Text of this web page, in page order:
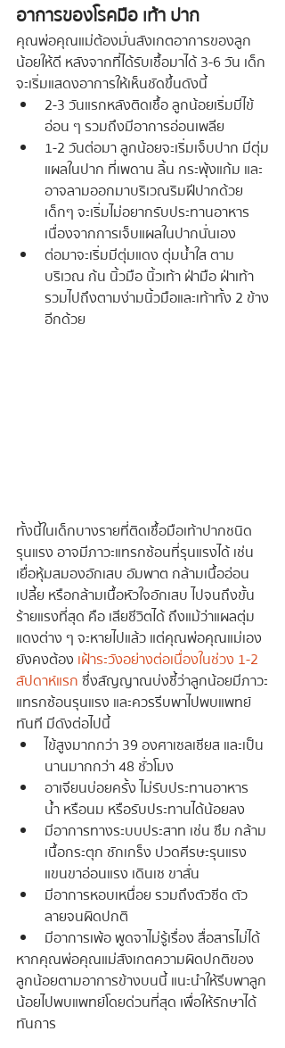
อาการของโรคมือ เท้า ปาก
คุณพ่อคุณแม่ต้องมั่นสังเกตอาการของลูก
น้อยให้ดี หลังจากที่ได้รับเชื้อมาได้ 3-6 วัน เด็ก
จะเริ่มแสดงอาการให้เห็นชัดขึ้นดังนี้
2-3 วันแรกหลังติดเชื้อ ลูกน้อยเริ่มมีไข้
อ่อน ๆ รวมถึงมีอาการอ่อนเพลีย
1-2 วันต่อมา ลูกน้อยจะเริ่มเจ็บปาก มีตุ่ม
แผลในปาก ที่เพดาน ลิ้น กระพุ้งแก้ม และ
อาจลามออกมาบริเวณริมฝีปากด้วย
เด็กๆ จะเริ่มไม่อยากรับประทานอาหาร
เนื่องจากการเจ็บแผลในปากนั่นเอง
ต่อมาจะเริ่มมีตุ่มแดง ตุ่มน้ำใส ตาม
บริเวณ ก้น นิ้วมือ นิ้วเท้า ฝ่ามือ ฝ่าเท้า
รวมไปถึงตามง่ามนิ้วมือและเท้าทั้ง 2 ข้าง
อีกด้วย
ทั้งนี้ในเด็กบางรายที่ติดเชื้อมือเท้าปากชนิด
รุนแรง อาจมีภาวะแทรกซ้อนที่รุนแรงได้ เช่น
เยื่อหุ้มสมองอักเสบ อัมพาต กล้ามเนื้ออ่อน
เปลี้ย หรือกล้ามเนื้อหัวใจอักเสบ ไปจนถึงขั้น
ร้ายแรงที่สุด คือ เสียชีวิตได้ ถึงแม้ว่าแผลตุ่ม
แดงต่าง ๆ จะหายไปแล้ว แต่คุณพ่อคุณแม่เอง
ยังคงต้อง เฝ้าระวังอย่างต่อเนื่องในช่วง 1-2
สัปดาห์แรก ซึ่งสัญญาณบ่งชี้ว่าลูกน้อยมีภาวะ
แทรกซ้อนรุนแรง และควรรีบพาไปพบแพทย์
ทันที มีดังต่อไปนี้
ไข้สูงมากกว่า 39 องศาเซลเซียส และเป็น
นานมากกว่า 48 ชั่วโมง
อาเจียนบ่อยครั้ง ไม่รับประทานอาหาร
น้ำ หรือนม หรือรับประทานได้น้อยลง
มีอาการทางระบบประสาท เช่น ซึม กล้าม
เนื้อกระตุก ชักเกร็ง ปวดศีรษะรุนแรง
แขนขาอ่อนแรง เดินเซ ขาสั่น
มีอาการหอบเหนื่อย รวมถึงตัวซีด ตัว
ลายจนผิดปกติ
มีอาการเพ้อ พูดจาไม่รู้เรื่อง สื่อสารไม่ได้
หากคุณพ่อคุณแม่สังเกตความผิดปกติของ
ลูกน้อยตามอาการข้างบนนี้ แนะนำให้รีบพาลูก
น้อยไปพบแพทย์โดยด่วนที่สุด เพื่อให้รักษาได้
ทันการ